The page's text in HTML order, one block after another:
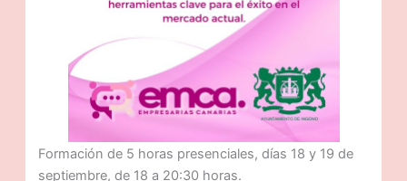
Formación de 5 horas presenciales, días 18 y 19 de
septiembre, de 18 a 20:30 horas.